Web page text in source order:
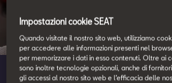
Impostazioni cookie SEAT
Quando visitate il nostro sito web, utilizziamo
per accedere alle informazioni presenti nel
per memorizzare i dati in esso contenuti. Oltre ai
sono inoltre tecnologie opzionali, anche di
gli accessi al nostro sito web e l’efficacia delle